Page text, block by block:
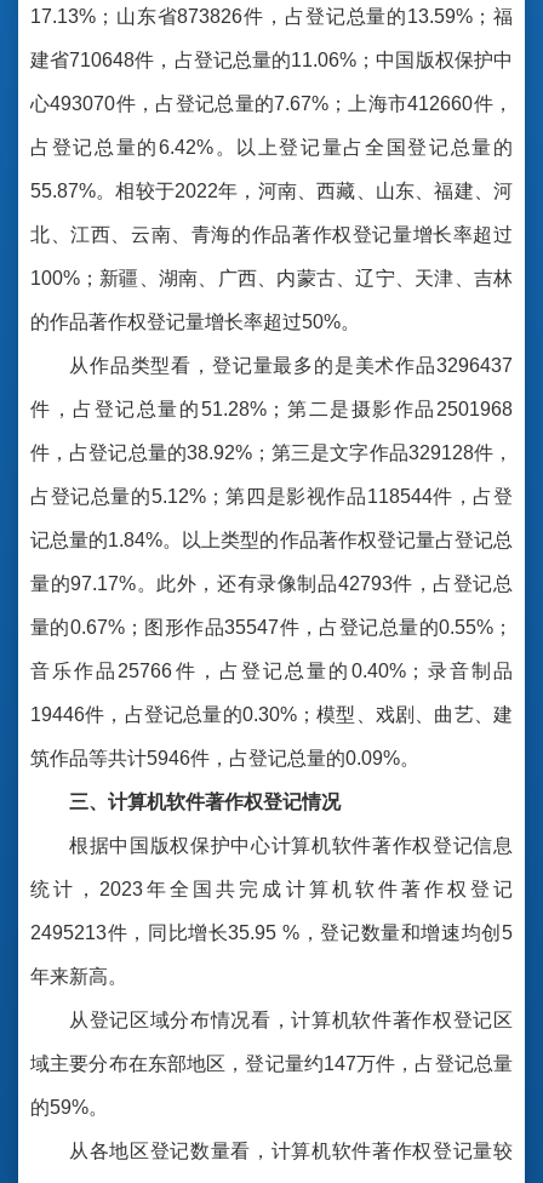
17.13%；山东省873826件，占登记总量的13.59%；福
建省710648件，占登记总量的11.06%；中国版权保护中
心493070件，占登记总量的7.67%；上海市412660件，
占登记总量的6.42%。以上登记量占全国登记总量的
55.87%。相较于2022年，河南、西藏、山东、福建、河
北、江西、云南、青海的作品著作权登记量增长率超过
100%；新疆、湖南、广西、内蒙古、辽宁、天津、吉林
的作品著作权登记量增长率超过50%。
从作品类型看，登记量最多的是美术作品3296437
件，占登记总量的51.28%；第二是摄影作品2501968
件，占登记总量的38.92%；第三是文字作品329128件，
占登记总量的5.12%；第四是影视作品118544件，占登
记总量的1.84%。以上类型的作品著作权登记量占登记总
量的97.17%。此外，还有录像制品42793件，占登记总
量的0.67%；图形作品35547件，占登记总量的0.55%；
音乐作品25766件，占登记总量的0.40%；录音制品
19446件，占登记总量的0.30%；模型、戏剧、曲艺、建
筑作品等共计5946件，占登记总量的0.09%。
三、计算机软件著作权登记情况
根据中国版权保护中心计算机软件著作权登记信息
统计，2023年全国共完成计算机软件著作权登记
2495213件，同比增长35.95 %，登记数量和增速均创5
年来新高。
从登记区域分布情况看，计算机软件著作权登记区
域主要分布在东部地区，登记量约147万件，占登记总量
的59%。
从各地区登记数量看，计算机软件著作权登记量较